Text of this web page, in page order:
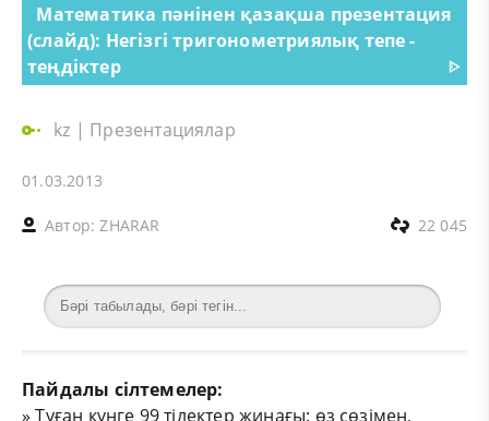
Математика пәнінен қазақша презентация
(слайд): Негізгі тригонометриялық тепе -
теңдіктер
ᐈ
kz | Презентациялар
01.03.2013
Автор:ZHARAR 22 045
Пайдалы сілтемелер:
»Туған күнге 99 тілектер жинағы: өз сөзімен,